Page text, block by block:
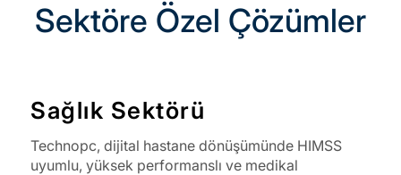
Sektöre Özel Çözümler
Sağlık Sektörü
Technopc, dijital hastane dönüşümünde HIMSS
uyumlu, yüksek performanslı ve medikal